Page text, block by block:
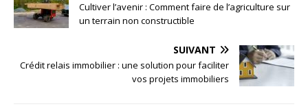
Cultiver l’avenir : Comment faire de l’agriculture sur
un terrain non constructible
SUIVANT
Crédit relais immobilier : une solution pour faciliter
vos projets immobiliers